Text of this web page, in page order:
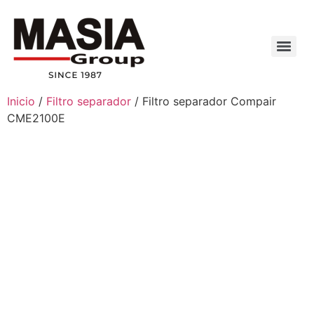
Inicio / Filtro separador / Filtro separador Compair
CME2100E